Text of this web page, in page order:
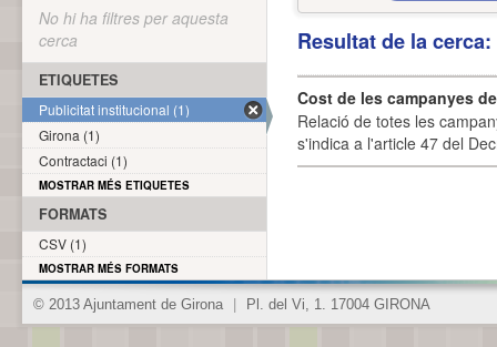
Resultat de la
Cost de les campanyes
Relació de totes les
s'indica a l'article 47 del
No hi ha filtres per aquesta
cerca
ETIQUETES
Publicitat institucional (1)
Girona (1)
Contractaci (1)
MOSTRAR MÉS ETIQUETES
FORMATS
CSV (1)
MOSTRAR MÉS FORMATS
© 2013 Ajuntament de Girona Pl. del Vi, 1. 17004 GIRONA